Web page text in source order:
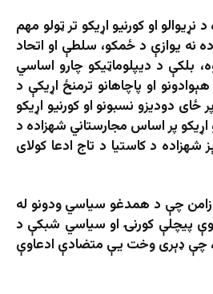
نړيوالو او کورنيو اړیکو تر ټولو مهم
نه يوازې د ځمکو، سلطې او اتحاد
بلکې د ديپلوماټيکو چارو اساسي
او پاچاهانو ترمنځ اړيکې د
دودیزو نسبونو او کورنيو اړیکو
پر اساس مجارستاني شهزاده د
شهزاده د کاستيا د تاج ادعا کولای
زامن چې د همدغو سياسي ودونو له
پيچلې کورنۍ او سياسي شبکې د
چې ډېری وخت يې متضادې ادعاوې